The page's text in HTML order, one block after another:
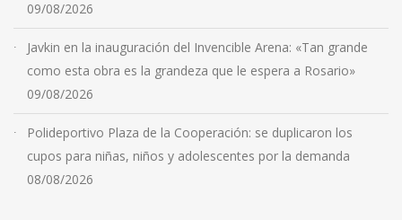
09/08/2026
Javkin en la inauguración del Invencible Arena: «Tan grande
como esta obra es la grandeza que le espera a Rosario»
09/08/2026
Polideportivo Plaza de la Cooperación: se duplicaron los
cupos para niñas, niños y adolescentes por la demanda
08/08/2026